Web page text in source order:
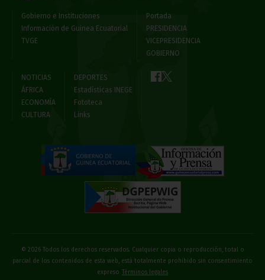
Gobierno e Instituciones
Información de Guinea Ecuatorial
TVGE
Portada
PRESIDENCIA
VICEPRESIDENCIA
GOBIERNO
NOTICIAS
ÁFRICA
ECONOMÍA
CULTURA
DEPORTES
Estadísticas INEGE
Fototeca
Links
© 2026 Todos los derechos reservados. Cualquier copia o reproducción, total o
parcial de los contenidos de esta web, está totalmente prohibido sin consentimiento
expreso Términos legales